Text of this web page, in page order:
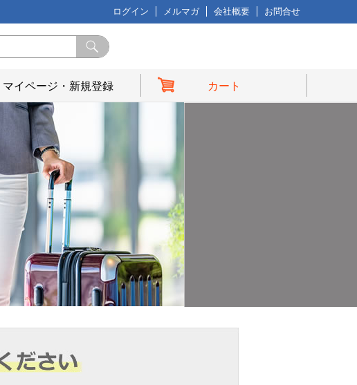
ログイン メルマガ 会社概要 お問合せ
マイページ・新規登録 カート